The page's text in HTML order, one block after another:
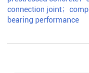
connection joint；
bearing performance